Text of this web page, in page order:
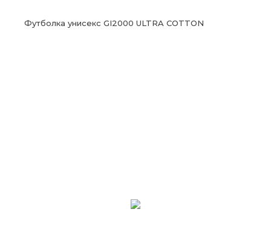
Футболка унисекс GI2000 ULTRA COTTON